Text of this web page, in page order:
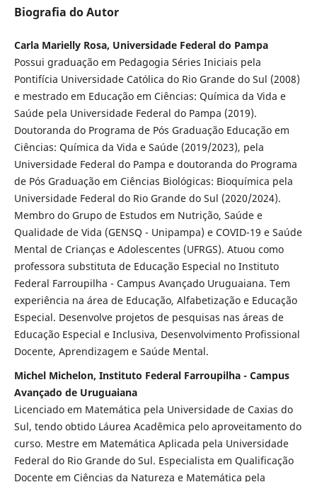
Biografia do Autor
Carla Marielly Rosa, Universidade Federal do Pampa
Possui graduação em Pedagogia Séries Iniciais pela
Pontifícia Universidade Católica do Rio Grande do Sul (2008)
e mestrado em Educação em Ciências: Química da Vida e
Saúde pela Universidade Federal do Pampa (2019).
Doutoranda do Programa de Pós Graduação Educação em
Ciências: Química da Vida e Saúde (2019/2023), pela
Universidade Federal do Pampa e doutoranda do Programa
de Pós Graduação em Ciências Biológicas: Bioquímica pela
Universidade Federal do Rio Grande do Sul (2020/2024).
Membro do Grupo de Estudos em Nutrição, Saúde e
Qualidade de Vida (GENSQ - Unipampa) e COVID-19 e Saúde
Mental de Crianças e Adolescentes (UFRGS). Atuou como
professora substituta de Educação Especial no Instituto
Federal Farroupilha - Campus Avançado Uruguaiana. Tem
experiência na área de Educação, Alfabetização e Educação
Especial. Desenvolve projetos de pesquisas nas áreas de
Educação Especial e Inclusiva, Desenvolvimento Profissional
Docente, Aprendizagem e Saúde Mental.
Michel Michelon, Instituto Federal Farroupilha - Campus
Avançado de Uruguaiana
Licenciado em Matemática pela Universidade de Caxias do
Sul, tendo obtido Láurea Acadêmica pelo aproveitamento do
curso. Mestre em Matemática Aplicada pela Universidade
Federal do Rio Grande do Sul. Especialista em Qualificação
Docente em Ciências da Natureza e Matemática pela